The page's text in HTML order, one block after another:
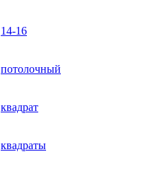
14-16
потолочный
квадрат
квадраты